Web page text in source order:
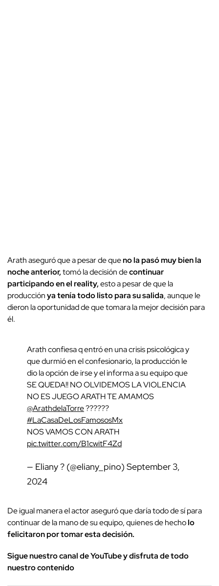
Arath aseguró que a pesar de queno la pasó muy bien la
noche anterior,tomó la decisión decontinuar
participando en el reality,esto a pesar de que la
producciónya tenía todo listo para su salida, aunque le
dieron la oportunidad de que tomara la mejor decisión para
él.
Arath confiesa q entró en una crisis psicológica y
que durmió en el confesionario, la producción le
dio la opción de irse y el informa a su equipo que
SE QUEDA!! NO OLVIDEMOS LA VIOLENCIA
NO ES JUEGO ARATH TE AMAMOS
@ArathdelaTorre??????
#LaCasaDeLosFamososMx
NOS VAMOS CON ARATH
pic.twitter.com/B1cwitF4Zd
— Eliany ? (@eliany_pino) September 3,
2024
De igual manera el actor aseguró que daría todo de sí para
continuar de la mano de su equipo, quienes de hecholo
felicitaron por tomar esta decisión.
Sigue nuestro canal de YouTube y disfruta de todo
nuestro contenido